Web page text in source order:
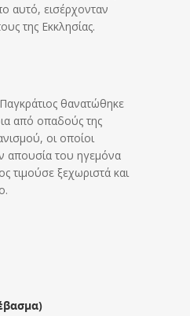
αυτό, εισέρχονταν
της Εκκλησίας.
θανατώθηκε
από οπαδούς της
οι οποίοι
απουσία του ηγεμόνα
τιμούσε ξεχωριστά και